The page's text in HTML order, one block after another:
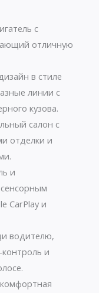
с
отличную
в стиле
линии с
кузова.
салон с
отделки и
и
CarPlay и
водителю,
и